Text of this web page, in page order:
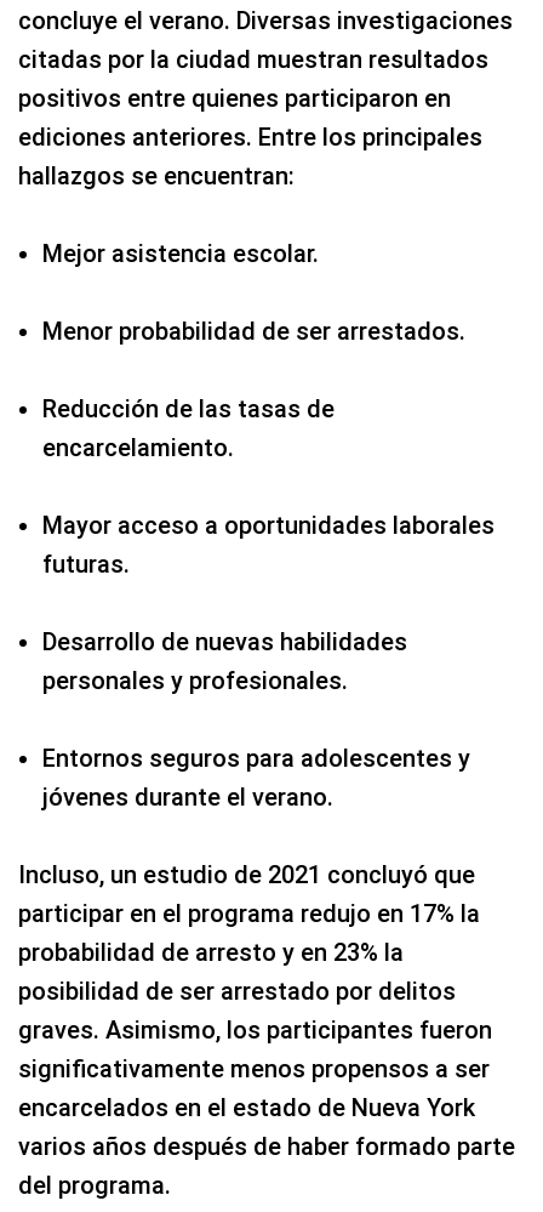
concluye el verano. Diversas investigaciones
citadas por la ciudad muestran resultados
positivos entre quienes participaron en
ediciones anteriores. Entre los principales
hallazgos se encuentran:
Mejor asistencia escolar.
Menor probabilidad de ser arrestados.
Reducción de las tasas de
encarcelamiento.
Mayor acceso a oportunidades laborales
futuras.
Desarrollo de nuevas habilidades
personales y profesionales.
Entornos seguros para adolescentes y
jóvenes durante el verano.
Incluso, un estudio de 2021 concluyó que
participar en el programa redujo en 17% la
probabilidad de arresto y en 23% la
posibilidad de ser arrestado por delitos
graves. Asimismo, los participantes fueron
significativamente menos propensos a ser
encarcelados en el estado de Nueva York
varios años después de haber formado parte
del programa.